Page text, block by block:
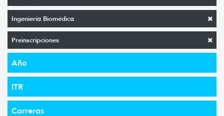
Ingeniería Biomédica
Preinscripciones
Año
ITR
Carreras